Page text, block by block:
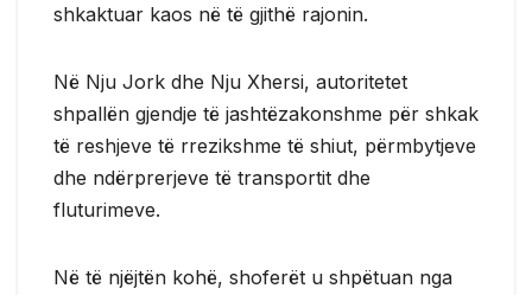
shkaktuar kaos në të gjithë rajonin.
Në Nju Jork dhe Nju Xhersi, autoritetet
shpallën gjendje të jashtëzakonshme për shkak
të reshjeve të rrezikshme të shiut, përmbytjeve
dhe ndërprerjeve të transportit dhe
fluturimeve.
Në të njëjtën kohë, shoferët u shpëtuan nga